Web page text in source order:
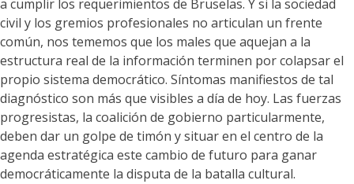
a cumplir los requerimientos de Bruselas. Y si la sociedad
civil y los gremios profesionales no articulan un frente
común, nos tememos que los males que aquejan a la
estructura real de la información terminen por colapsar el
propio sistema democrático. Síntomas manifiestos de tal
diagnóstico son más que visibles a día de hoy. Las fuerzas
progresistas, la coalición de gobierno particularmente,
deben dar un golpe de timón y situar en el centro de la
agenda estratégica este cambio de futuro para ganar
democráticamente la disputa de la batalla cultural.